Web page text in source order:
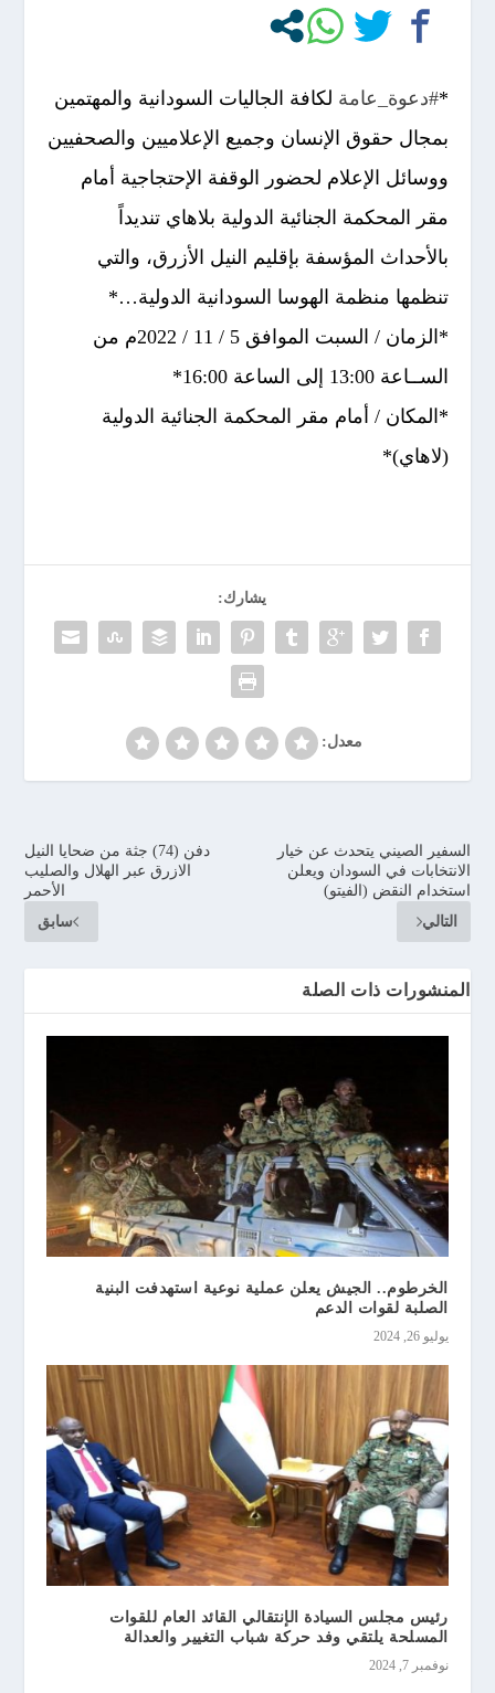
*#دعوة_عامة لكافة الجاليات السودانية والمهتمين
بمجال حقوق الإنسان وجميع الإعلاميين والصحفيين
ووسائل الإعلام لحضور الوقفة الإحتجاجية أمام
مقر المحكمة الجنائية الدولية بلاهاي تنديداً
بالأحداث المؤسفة بإقليم النيل الأزرق، والتي
تنظمها منظمة الهوسا السودانية الدولية…*
*الزمان / السبت الموافق 5 / 11 / 2022م من
الســاعة 13:00 إلى الساعة 16:00*
*المكان / أمام مقر المحكمة الجنائية الدولية
(لاهاي)*
يشارك:
معدل:
دفن (74) جثة من ضحايا النيل
الازرق عبر الهلال والصليب
الأحمر
سابق
السفير الصيني يتحدث عن خيار
الانتخابات في السودان ويعلن
استخدام النقض (الفيتو)
التالي
المنشورات ذات الصلة
الخرطوم.. الجيش يعلن عملية نوعية استهدفت البنية
الصلبة لقوات الدعم
يوليو 26, 2024
رئيس مجلس السيادة الإنتقالي القائد العام للقوات
المسلحة يلتقي وفد حركة شباب التغيير والعدالة
نوفمبر 7, 2024